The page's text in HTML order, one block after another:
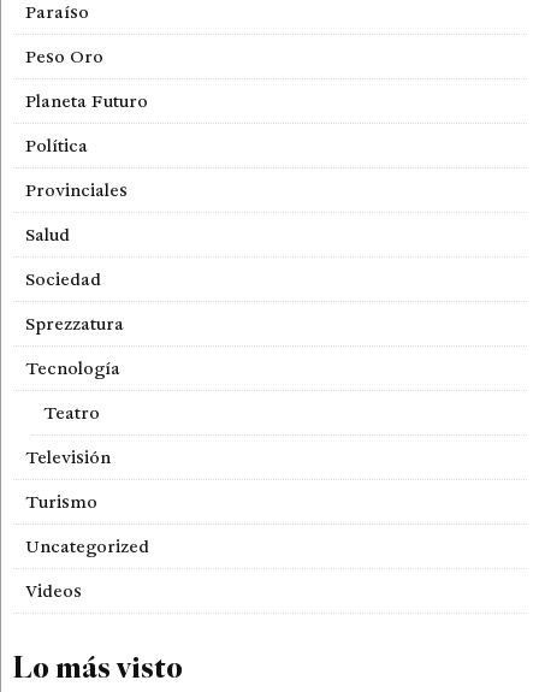
Paraíso
Peso Oro
Planeta Futuro
Política
Provinciales
Salud
Sociedad
Sprezzatura
Tecnología
Teatro
Televisión
Turismo
Uncategorized
Videos
Lo más visto